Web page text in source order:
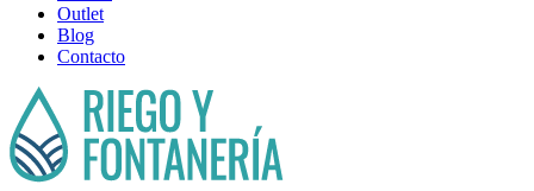
Outlet
Blog
Contacto